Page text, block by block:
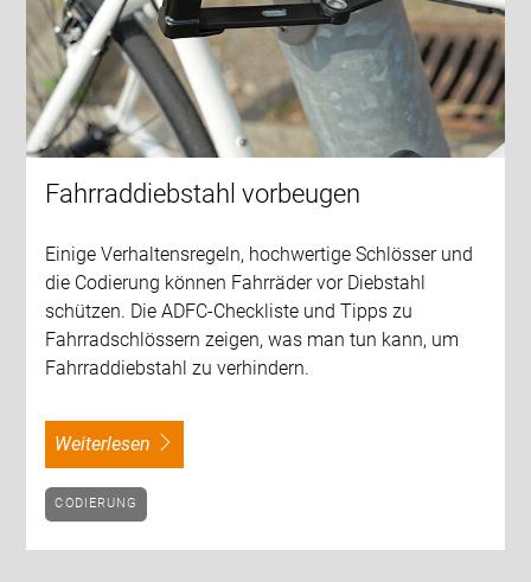
Fahrraddiebstahl vorbeugen
Einige Verhaltensregeln, hochwertige Schlösser und
die Codierung können Fahrräder vor Diebstahl
schützen. Die ADFC-Checkliste und Tipps zu
Fahrradschlössern zeigen, was man tun kann, um
Fahrraddiebstahl zu verhindern.
weiterlesen
CODIERUNG